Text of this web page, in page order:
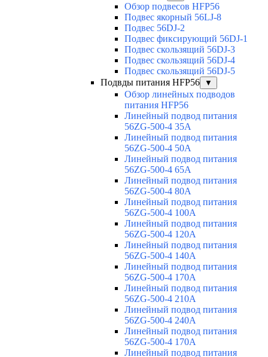
Обзор подвесов HFP56
Подвес якорный 56LJ-8
Подвес 56DJ-2
Подвес фиксирующий 56DJ-1
Подвес скользящий 56DJ-3
Подвес скользящий 56DJ-4
Подвес скользящий 56DJ-5
Подвды питания HFP56
▼
Обзор линейных подводов
питания HFP56
Линейный подвод питания
56ZG-500-4 35A
Линейный подвод питания
56ZG-500-4 50A
Линейный подвод питания
56ZG-500-4 65A
Линейный подвод питания
56ZG-500-4 80A
Линейный подвод питания
56ZG-500-4 100A
Линейный подвод питания
56ZG-500-4 120A
Линейный подвод питания
56ZG-500-4 140A
Линейный подвод питания
56ZG-500-4 170A
Линейный подвод питания
56ZG-500-4 210A
Линейный подвод питания
56ZG-500-4 240A
Линейный подвод питания
56ZG-500-4 170A
Линейный подвод питания